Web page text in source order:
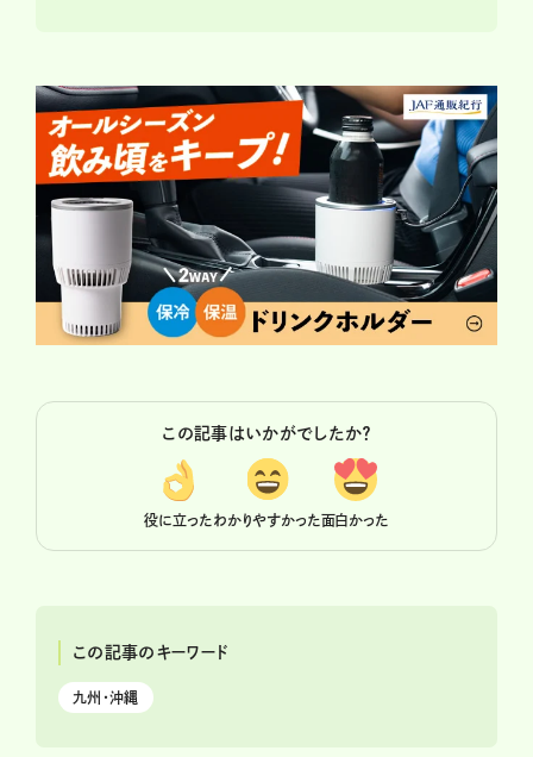
この記事はいかがでしたか？
役に立ったわかりやすかった面白かった
この記事のキーワード
九州・沖縄